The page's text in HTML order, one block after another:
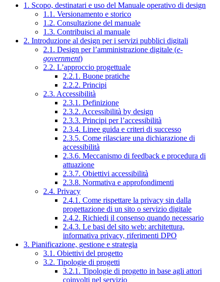
1. Scopo, destinatari e uso del Manuale operativo di design
1.1. Versionamento e storico
1.2. Consultazione del manuale
1.3. Contribuisci al manuale
2. Introduzione al design per i servizi pubblici digitali
2.1. Design per l’amministrazione digitale (e-
government)
2.2. L’approccio progettuale
2.2.1. Buone pratiche
2.2.2. Principi
2.3. Accessibilità
2.3.1. Definizione
2.3.2. Accessibilità by design
2.3.3. Principi per l’accessibilità
2.3.4. Linee guida e criteri di successo
2.3.5. Come rilasciare una dichiarazione di
accessibilità
2.3.6. Meccanismo di feedback e procedura di
attuazione
2.3.7. Obiettivi accessibilità
2.3.8. Normativa e approfondimenti
2.4. Privacy
2.4.1. Come rispettare la privacy sin dalla
progettazione di un sito o servizio digitale
2.4.2. Richiedi il consenso quando necessario
2.4.3. Le basi del sito web: architettura,
informativa privacy, riferimenti DPO
3. Pianificazione, gestione e strategia
3.1. Obiettivi del progetto
3.2. Tipologie di progetti
3.2.1. Tipologie di progetto in base agli attori
coinvolti nel servizio